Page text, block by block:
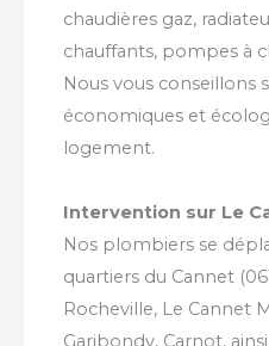
chaudières gaz,
chauffants, pompes à
Nous vous conseillons
économiques et
logement.
Intervention sur Le
Nos plombiers se
quartiers du Cannet
Rocheville, Le Cannet